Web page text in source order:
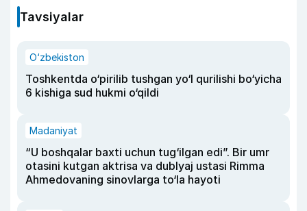
Tavsiyalar
O‘zbekiston
Toshkentda o‘pirilib tushgan yo‘l qurilishi bo‘yicha
6 kishiga sud hukmi o‘qildi
Madaniyat
“U boshqalar baxti uchun tug‘ilgan edi”. Bir umr
otasini kutgan aktrisa va dublyaj ustasi Rimma
Ahmedovaning sinovlarga to‘la hayoti